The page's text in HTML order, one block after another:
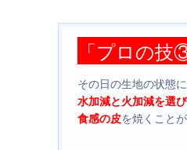
「プロの
その日の生地の状態に
水加減と火加減を選
食感の皮を焼くこと